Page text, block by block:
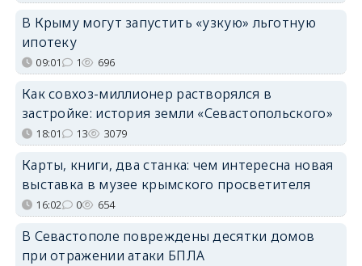
В Крыму могут запустить «узкую» льготную
ипотеку
09:01 1 696
Как совхоз-миллионер растворялся в
застройке: история земли «Севастопольского»
18:01 13 3079
Карты, книги, два станка: чем интересна новая
выставка в музее крымского просветителя
16:02 0 654
В Севастополе повреждены десятки домов
при отражении атаки БПЛА